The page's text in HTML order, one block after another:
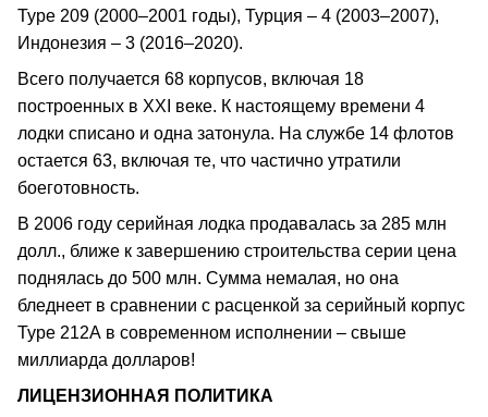
Type 209 (2000–2001 годы), Турция – 4 (2003–2007),
Индонезия – 3 (2016–2020).
Всего получается 68 корпусов, включая 18
построенных в XXI веке. К настоящему времени 4
лодки списано и одна затонула. На службе 14 флотов
остается 63, включая те, что частично утратили
боеготовность.
В 2006 году серийная лодка продавалась за 285 млн
долл., ближе к завершению строительства серии цена
поднялась до 500 млн. Сумма немалая, но она
бледнеет в сравнении с расценкой за серийный корпус
Type 212А в современном исполнении – свыше
миллиарда долларов!
ЛИЦЕНЗИОННАЯ ПОЛИТИКА